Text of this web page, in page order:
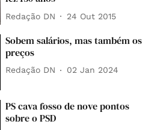
Redação DN 24 Out 2015
Sobem salários, mas também os
preços
Redação DN 02 Jan 2024
PS cava fosso de nove pontos
sobre o PSD